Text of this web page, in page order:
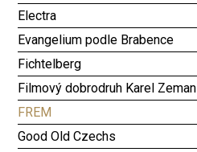
Electra
Evangelium podle Brabence
Fichtelberg
Filmový dobrodruh Karel Zeman
FREM
Good Old Czechs